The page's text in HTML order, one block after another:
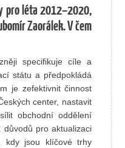
pro léta 2012–2020,
Zaorálek. V čem
specifikuje cíle a
státu a předpokládá
je zefektivnit činnost
center, nastavit
obchodní oddělení
pro aktualizaci
kdy jsou klíčové trhy